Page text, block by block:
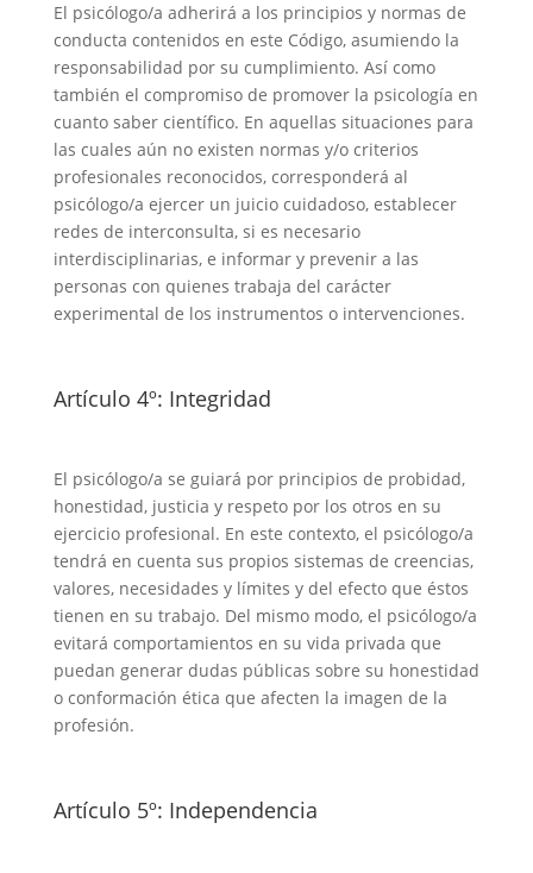
El psicólogo/a adherirá a los principios y normas de
conducta contenidos en este Código, asumiendo la
responsabilidad por su cumplimiento. Así como
también el compromiso de promover la psicología en
cuanto saber científico. En aquellas situaciones para
las cuales aún no existen normas y/o criterios
profesionales reconocidos, corresponderá al
psicólogo/a ejercer un juicio cuidadoso, establecer
redes de interconsulta, si es necesario
interdisciplinarias, e informar y prevenir a las
personas con quienes trabaja del carácter
experimental de los instrumentos o intervenciones.
Artículo 4º: Integridad
El psicólogo/a se guiará por principios de probidad,
honestidad, justicia y respeto por los otros en su
ejercicio profesional. En este contexto, el psicólogo/a
tendrá en cuenta sus propios sistemas de creencias,
valores, necesidades y límites y del efecto que éstos
tienen en su trabajo. Del mismo modo, el psicólogo/a
evitará comportamientos en su vida privada que
puedan generar dudas públicas sobre su honestidad
o conformación ética que afecten la imagen de la
profesión.
Artículo 5º: Independencia